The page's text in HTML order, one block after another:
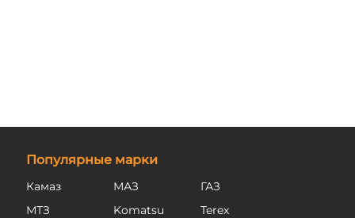
Популярные марки
Камаз МАЗ
ГАЗ
МТЗ
Komatsu Terex